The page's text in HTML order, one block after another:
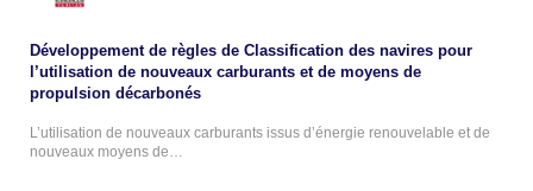
Développement de règles de Classification des navires pour
l’utilisation de nouveaux carburants et de moyens de
propulsion décarbonés
L’utilisation de nouveaux carburants issus d’énergie renouvelable et de
nouveaux moyens de…